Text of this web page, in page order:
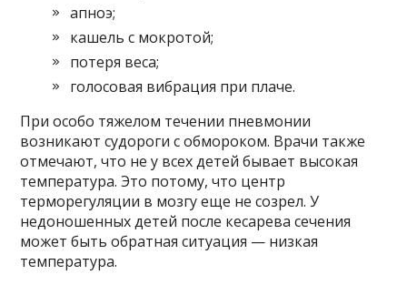
апноэ;
кашель с мокротой;
потеря веса;
голосовая вибрация при плаче.
При особо тяжелом течении пневмонии
возникают судороги с обмороком. Врачи также
отмечают, что не у всех детей бывает высокая
температура. Это потому, что центр
терморегуляции в мозгу еще не созрел. У
недоношенных детей после кесарева сечения
может быть обратная ситуация — низкая
температура.